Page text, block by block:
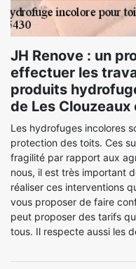
JH Renove : un
effectuer les
produits
de Les
Les hydrofuges incolores
protection des toits. Ces
fragilité par rapport aux
nous, il est très important
réaliser ces interventions
vous proposer de faire
peut proposer des tarifs
tous. Il respecte aussi les